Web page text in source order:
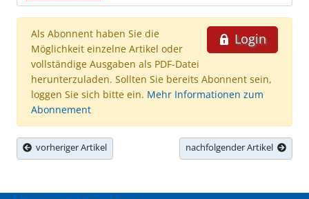
Login
Als Abonnent haben Sie die
Möglichkeit einzelne Artikel oder
vollständige Ausgaben als PDF-Datei
herunterzuladen. Sollten Sie bereits Abonnent sein,
loggen Sie sich bitte ein. Mehr Informationen zum
Abonnement
vorheriger Artikel nachfolgender Artikel